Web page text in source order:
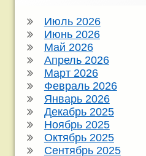
Июль 2026
Июнь 2026
Май 2026
Апрель 2026
Март 2026
Февраль 2026
Январь 2026
Декабрь 2025
Ноябрь 2025
Октябрь 2025
Сентябрь 2025